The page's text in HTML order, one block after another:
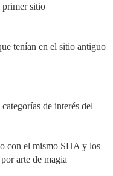
primer sitio
tenían en el sitio antiguo
de interés del
con el mismo SHA y los
arte de magia